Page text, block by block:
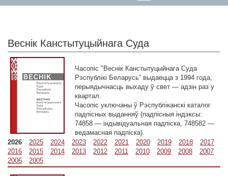
Веснік Канстытуцыйнага Суда
Часопіс "Веснік Канстытуцыйнага Суда
Рэспублікі Беларусь” выдаецца з 1994 года,
перыядычнасць выхаду ў свет — адзін раз у
квартал.
Часопіс уключаны ў Рэспубліканскі каталог
падпісных выданняў (падпісныя індэксы:
74858 — індывідуальная падпіска, 748582 —
ведамасная падпіска).
2026
2025 2024 2023 2022 2021 2020 2019 2018
2017
2016
2015 2014 2013 2012 2011 2010 2009 2008
2007
2006
2005